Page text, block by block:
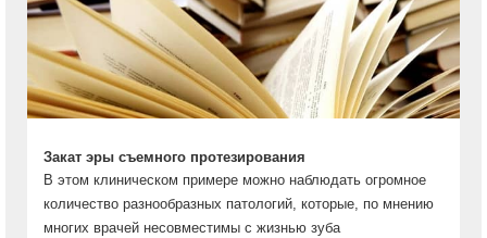
Закат эры съемного протезирования
В этом клиническом примере можно наблюдать огромное
количество разнообразных патологий, которые, по мнению
многих врачей несовместимы с жизнью зуба